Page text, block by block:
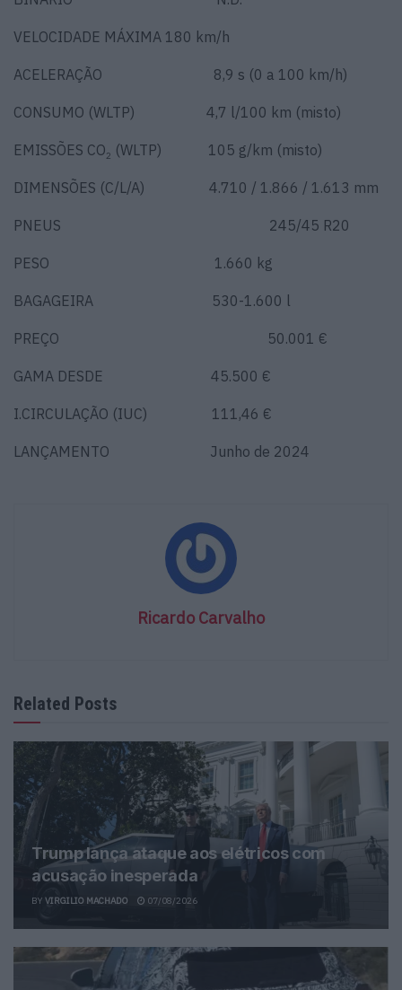
VELOCIDADE MÁXIMA 180 km/h
ACELERAÇÃO 8,9 s (0 a 100 km/h)
CONSUMO (WLTP) 4,7 l/100 km (misto)
EMISSÕES CO2 (WLTP) 105 g/km (misto)
DIMENSÕES (C/L/A) 4.710 / 1.866 / 1.613 mm
PNEUS 245/45 R20
PESO 1.660 kg
BAGAGEIRA 530-1.600 l
PREÇO 50.001 €
GAMA DESDE 45.500 €
I.CIRCULAÇÃO (IUC) 111,46 €
LANÇAMENTO Junho de 2024
Ricardo Carvalho
Related Posts
Trump lança ataque aos elétricos com
acusação inesperada
BY VIRGILIO MACHADO 07/08/2026